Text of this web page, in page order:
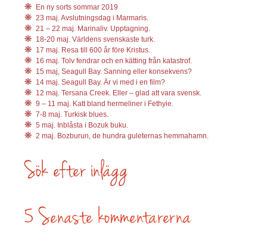
En ny sorts sommar 2019
23 maj. Avslutningsdag i Marmaris.
21 – 22 maj. Marinaliv. Upptagning.
18-20 maj. Världens svenskaste turk.
17 maj. Resa till 600 år före Kristus.
16 maj. Tolv fendrar och en kätting från katastrof.
15 maj, Seagull Bay. Sanning eller konsekvens?
14 maj. Seagull Bay. Är vi med i en film?
12 maj. Tersana Creek. Eller – glad att vara svensk.
9 – 11 maj. Katt bland hermeliner i Fethyie.
7-8 maj. Turkisk blues.
5 maj. Inblåsta i Bozuk buku.
2 maj. Bozburun, de hundra guleternas hemmahamn.